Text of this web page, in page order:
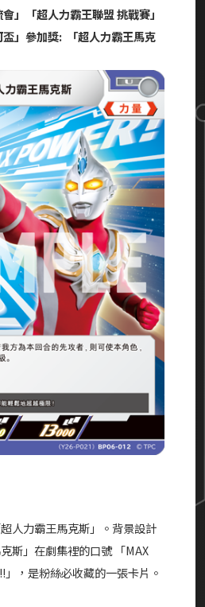
」「超人力霸王聯盟 挑戰賽」
盃」參加獎:
「超人力霸王馬克
人力霸王馬克斯」。背景設計
斯」在劇集裡的口號 「MAX
」，是粉絲必收藏的一張卡片。